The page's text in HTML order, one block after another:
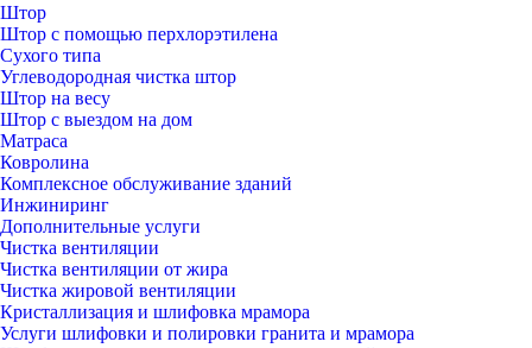
Штор
Штор с помощью перхлорэтилена
Сухого типа
Углеводородная чистка штор
Штор на весу
Штор с выездом на дом
Матраса
Ковролина
Комплексное обслуживание зданий
Инжиниринг
Дополнительные услуги
Чистка вентиляции
Чистка вентиляции от жира
Чистка жировой вентиляции
Кристаллизация и шлифовка мрамора
Услуги шлифовки и полировки гранита и мрамора